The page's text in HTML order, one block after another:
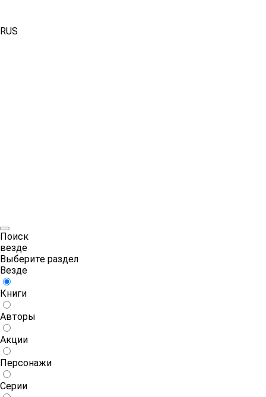
RUS
Поиск
везде
Выберите раздел
Везде
Книги
Авторы
Акции
Персонажи
Серии